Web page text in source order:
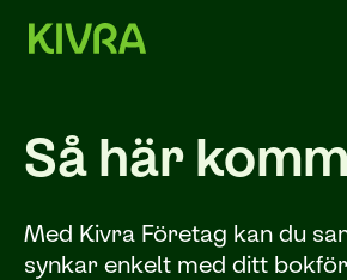
Så här
Med Kivra Företag kan du
synkar enkelt med ditt